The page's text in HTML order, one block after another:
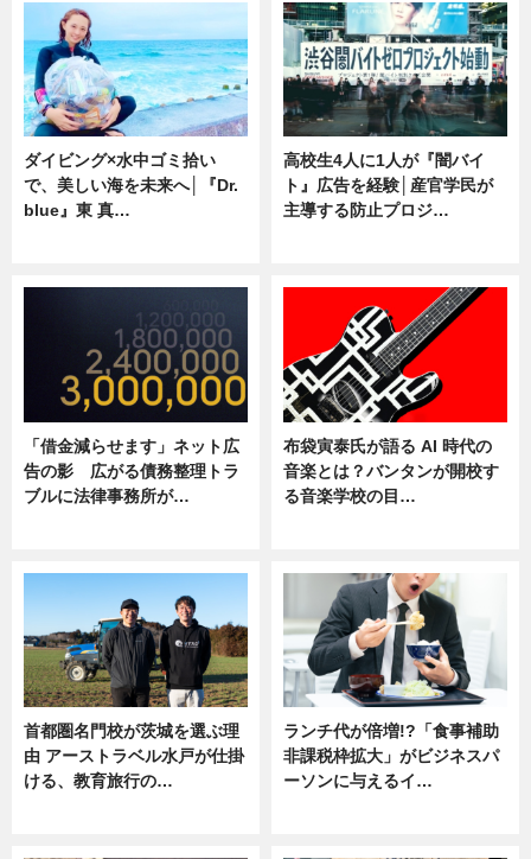
ダイビング×水中ゴミ拾い
で、美しい海を未来へ│『Dr.
blue』東 真…
高校生4人に1人が『闇バイ
ト』広告を経験│産官学民が
主導する防止プロジ…
「借金減らせます」ネット広
告の影 広がる債務整理トラ
ブルに法律事務所が…
布袋寅泰氏が語る AI 時代の
音楽とは？バンタンが開校す
る音楽学校の目…
首都圏名門校が茨城を選ぶ理
由 アーストラベル水戸が仕掛
ける、教育旅行の…
ランチ代が倍増!?「食事補助
非課税枠拡大」がビジネスパ
ーソンに与えるイ…